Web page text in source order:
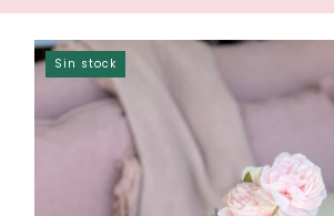
Sin stock